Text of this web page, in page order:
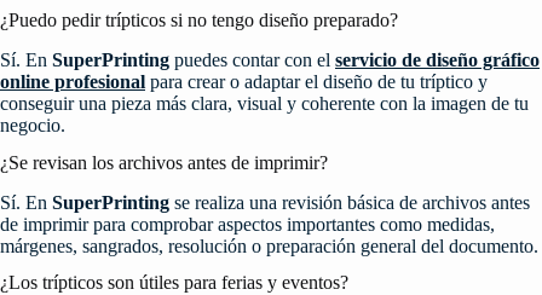
¿Puedo pedir trípticos si no tengo diseño preparado?
Sí. En SuperPrinting puedes contar con el servicio de diseño gráfico
online profesional para crear o adaptar el diseño de tu tríptico y
conseguir una pieza más clara, visual y coherente con la imagen de tu
negocio.
¿Se revisan los archivos antes de imprimir?
Sí. En SuperPrinting se realiza una revisión básica de archivos antes
de imprimir para comprobar aspectos importantes como medidas,
márgenes, sangrados, resolución o preparación general del documento.
¿Los trípticos son útiles para ferias y eventos?